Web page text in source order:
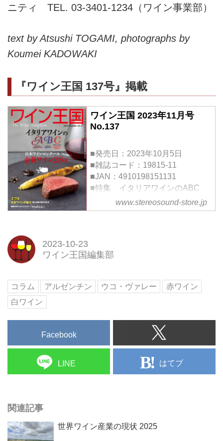
ニティ TEL. 03-3401-1234（ワイン事業部）
text by Atsushi TOGAMI, photographs by
Koumei KADOWAKI
『ワイン王国 137号』掲載
ワイン王国 2023年11月号
No.137
■発売日：2023年10月5日
■雑誌コード：19815-11
■JAN：4910198151131
■特集 イタリアワインのABC
～Amarone（アマローネ）、
Barolo（バローロ）、Chianti
人気のイタリアワイン、アマロー
ッシコ。高貴で華やかなイメージ
があり、誰もが憧れるワインで
www.stereosound-store.jp
2023-10-23
ワイン王国編集部
コラム アルゼンチン ウコ・ヴァレー
赤ワイン
白ワイン
Facebook
LINE はてブ
関連記事
世界ワイン産業の現状 2025